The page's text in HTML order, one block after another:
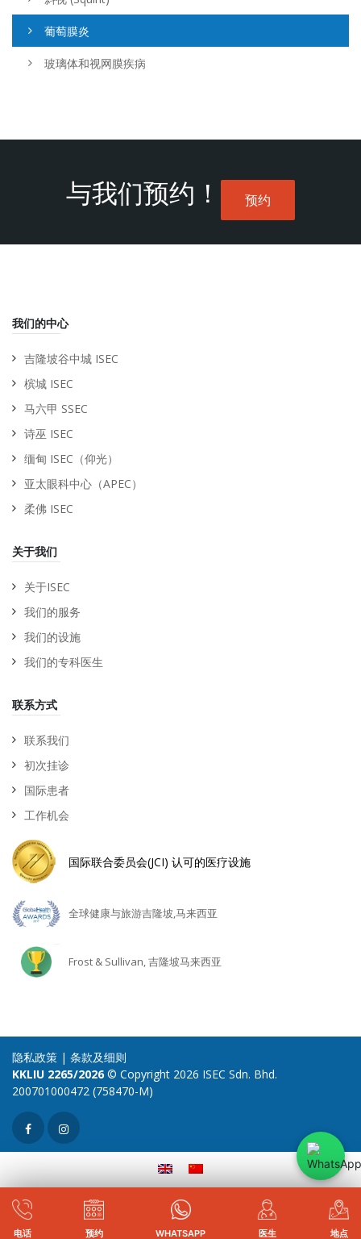
葡萄膜炎
玻璃体和视网膜疾病
与我们预约！ 预约
我们的中心
吉隆坡谷中城 ISEC
槟城 ISEC
马六甲 SSEC
诗巫 ISEC
缅甸 ISEC（仰光）
亚太眼科中心（APEC）
柔佛 ISEC
关于我们
关于ISEC
我们的服务
我们的设施
我们的专科医生
联系方式
联系我们
初次挂诊
国际患者
工作机会
国际联合委员会(JCI) 认可的医疗设施
全球健康与旅游吉隆坡,马来西亚
Frost & Sullivan, 吉隆坡马来西亚
隐私政策 | 条款及细则
KKLIU 2265/2026© Copyright 2026 ISEC Sdn. Bhd.
200701000472 (758470-M)
电话 预约 WHATSAPP 医生 地点